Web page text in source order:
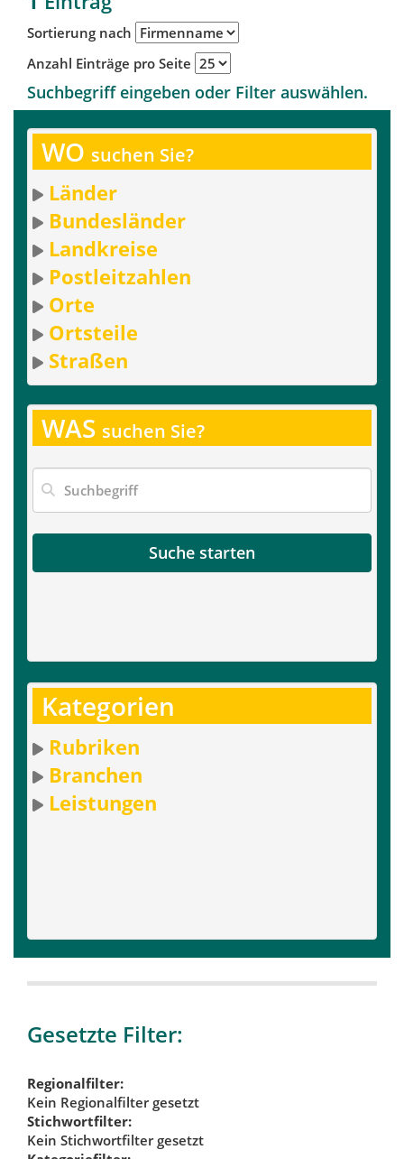
Sortierung nach
Anzahl Einträge pro Seite
Suchbegriff eingeben oder Filter auswählen.
WO suchen Sie?
Länder
Bundesländer
Landkreise
Postleitzahlen
Orte
Ortsteile
Straßen
WAS suchen Sie?
Suche starten
Kategorien
Rubriken
Branchen
Leistungen
Gesetzte Filter:
Regionalfilter:
Kein Regionalfilter gesetzt
Stichwortfilter:
Kein Stichwortfilter gesetzt